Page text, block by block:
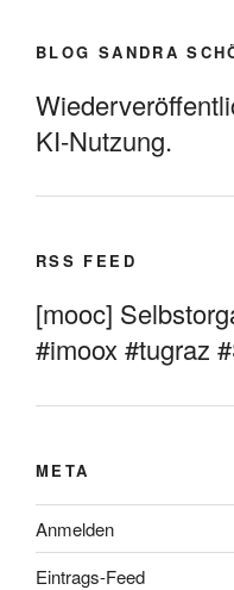
BLOG SANDRA
KI-Nutzung.
RSS FEED
[mooc]
#imoox #tugraz
META
Anmelden
Eintrags-Feed